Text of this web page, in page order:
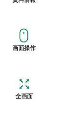
画面操作
全画面